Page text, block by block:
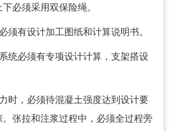
必须采用双保险绳。
须有设计加工图纸和计算说明书。
统必须有专项设计计算，支架搭设
时，必须待混凝土强度达到设计要
张拉和注浆过程中，必须全过程旁